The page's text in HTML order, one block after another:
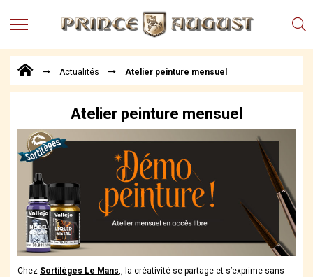
MENU
Points
de
Actualités
Techniques,
trucs et
astuces
Vidéos
Actualités Atelier peinture mensuel
Atelier peinture mensuel
Chez Sortilèges Le Mans,, la créativité se partage et s’exprime sans